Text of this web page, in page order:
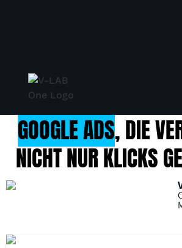
GOOGLE ADS, DIE
NICHT NUR KLICKS